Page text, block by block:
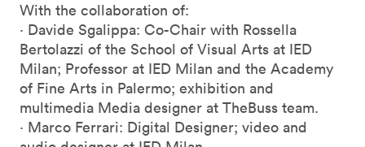
With the collaboration of:
· Davide Sgalippa: Co-Chair with Rossella
Bertolazzi of the School of Visual Arts at IED
Milan; Professor at IED Milan and the Academy
of Fine Arts in Palermo; exhibition and
multimedia Media designer at TheBuss team.
· Marco Ferrari: Digital Designer; video and